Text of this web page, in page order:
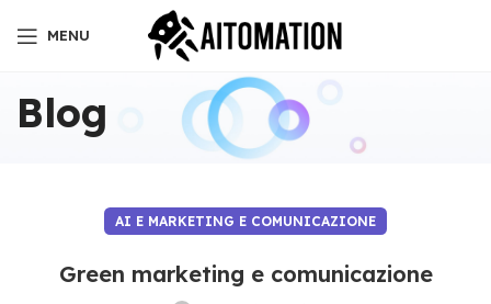
MENU
Blog
AI E MARKETING E COMUNICAZIONE
Green marketing e comunicazione